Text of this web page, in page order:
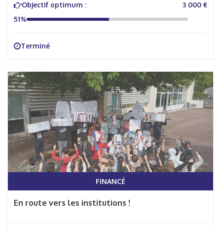
Objectif optimum :
3 000 €
51%
Terminé
FINANCÉ
En route vers les institutions !